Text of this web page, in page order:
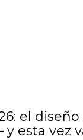
el
y esta vez